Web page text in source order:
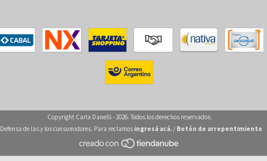
Copyright Carla Danelli - 2026. Todos los derechos reservados.
Defensa de las y los consumidores. Para reclamos ingresá acá. / Botón de arrepentimiento